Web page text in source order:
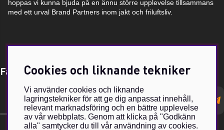
hoppas vi kunna bjuda på en ännu större upplevelse tillsammans
med ett urval Brand Partners inom jakt och friluftsliv.
Få Magasin Vildmarken direkt till din e-post!*
postadress
Cookies och liknande tekniker
Vi använder cookies och liknande
lagringstekniker för att ge dig anpassat innehåll,
relevant marknadsföring och en bättre upplevelse
av vår webbplats. Genom att klicka på "Godkänn
alla" samtycker du till vår användning av cookies.